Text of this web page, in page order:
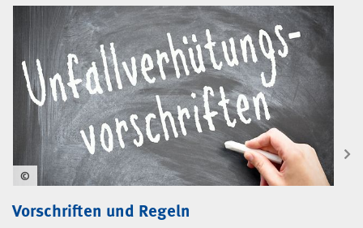
Vorschriften und Regeln
©